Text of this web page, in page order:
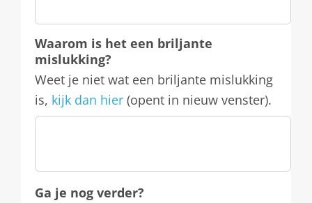
Waarom is het een briljante
mislukking?
Weet je niet wat een briljante mislukking
is, kijk dan hier(opent in nieuw venster).
Ga je nog verder?